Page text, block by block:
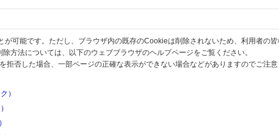
可能です。ただし、ブラウザ内の既存のCookieは削除されないため、利用者の
方法については、以下のウェブブラウザのヘルプページをご覧ください。
否した場合、一部ページの正確な表示ができない場合などがありますのでご注意
）